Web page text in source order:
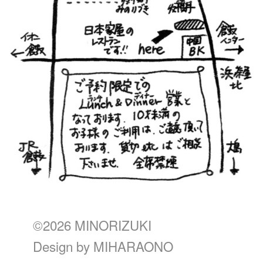
©2026 MINORIZUKI
Design by MIHARAONO